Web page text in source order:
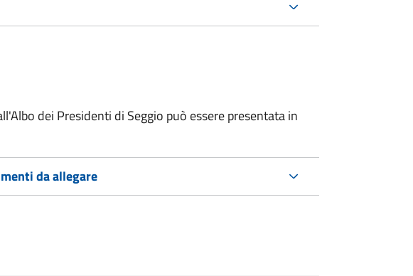
dei Presidenti di Seggio può essere presentata in
da allegare